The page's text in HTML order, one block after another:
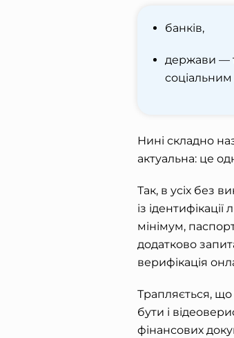
банків,
держави —
Нині складно
актуальна: це
Так, в усіх без
із
мінімум,
додатково
верифікація
Трапляється,
бути і
фінансових